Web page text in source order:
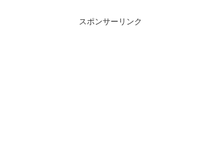
スポンサーリンク